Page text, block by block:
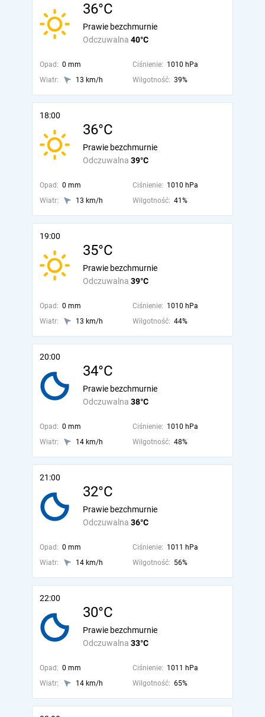
36°C
Odczuwalna 40°C
Prawie bezchmurnie
Opad: 0 mm Ciśnienie: 1010 hPa
Wiatr:
13 km/h Wilgotność: 39%
18:00
36°C
Odczuwalna 39°C
Prawie bezchmurnie
Opad: 0 mm Ciśnienie: 1010 hPa
Wiatr:
13 km/h Wilgotność: 41%
19:00
35°C
Odczuwalna 39°C
Prawie bezchmurnie
Opad: 0 mm Ciśnienie: 1010 hPa
Wiatr:
13 km/h Wilgotność: 44%
20:00
34°C
Odczuwalna 38°C
Prawie bezchmurnie
Opad: 0 mm Ciśnienie: 1010 hPa
Wiatr:
14 km/h Wilgotność: 48%
21:00
32°C
Odczuwalna 36°C
Prawie bezchmurnie
Opad: 0 mm Ciśnienie: 1011 hPa
Wiatr:
14 km/h Wilgotność: 56%
22:00
30°C
Odczuwalna 33°C
Prawie bezchmurnie
Opad: 0 mm Ciśnienie: 1011 hPa
Wiatr:
14 km/h Wilgotność: 65%